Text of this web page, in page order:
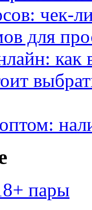
чек-
для
как
пары